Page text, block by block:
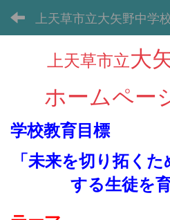
上天草市立大矢野中学
上天草市立大
ホームペー
学校教育目標
「未来を切り拓く
する生徒を